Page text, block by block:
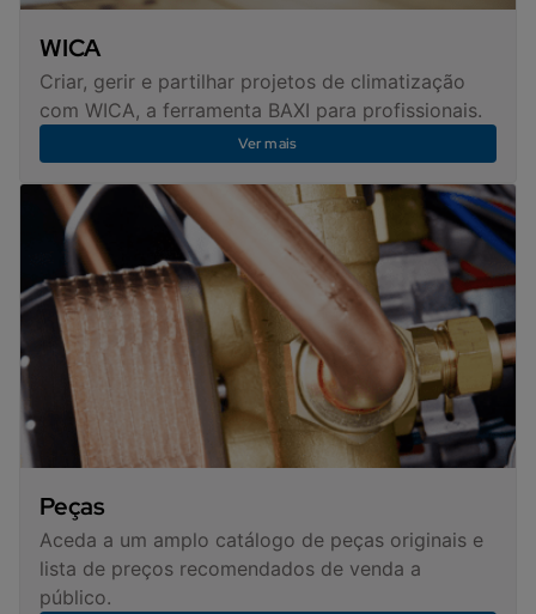
WICA
Criar, gerir e partilhar projetos de climatização
com WICA, a ferramenta BAXI para profissionais.
Ver mais
Peças
Aceda a um amplo catálogo de peças originais e
lista de preços recomendados de venda a
público.